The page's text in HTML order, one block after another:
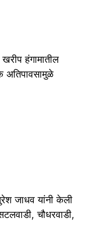
हंगामातील
अतिपावसामुळे
जाधव यांनी केली
चौधरवाडी,